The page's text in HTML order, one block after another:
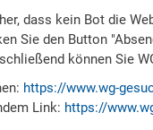
dass kein Bot die
Sie den Button
können Sie
https://www.wg-
Link: https://